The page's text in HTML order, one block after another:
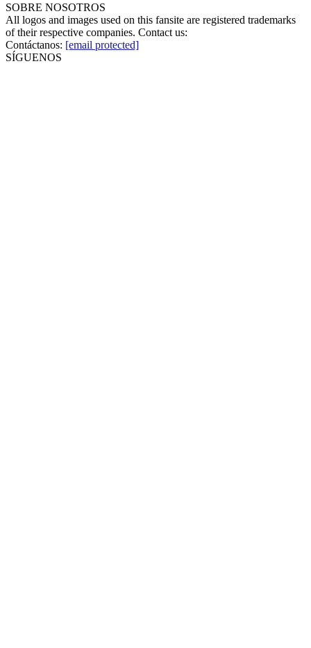
SOBRE NOSOTROS
All logos and images used on this fansite are registered trademarks
of their respective companies. Contact us:
Contáctanos: [email protected]
SÍGUENOS